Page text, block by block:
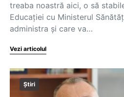
treaba noastră aici, o să
Educației cu Ministerul
administra și care va…
Vezi articolul
Știri